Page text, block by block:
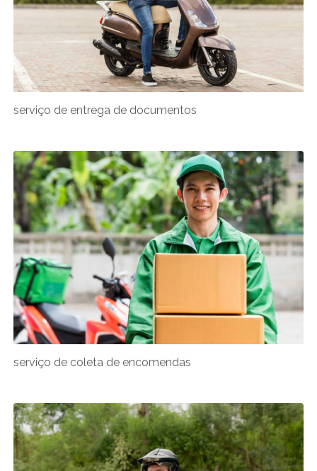
serviço de entrega de documentos
serviço de coleta de encomendas